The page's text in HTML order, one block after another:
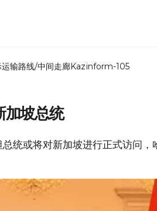
输路线/中间走廊Kazinform-105
加坡总统
统或将对新加坡进行正式访问，